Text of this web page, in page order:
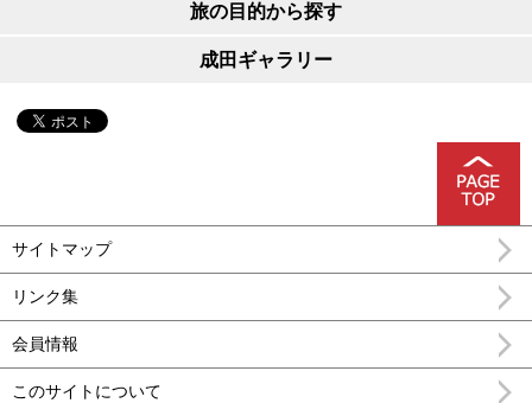
旅の目的から探す
成田ギャラリー
サイトマップ
リンク集
会員情報
このサイトについて